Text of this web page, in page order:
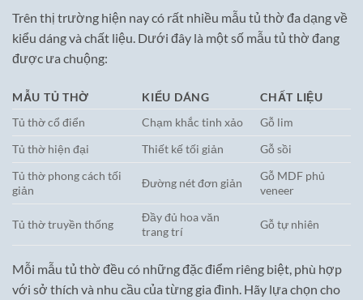
Trên thị trường hiện nay có rất nhiều mẫu tủ thờ đa dạng về
kiểu dáng và chất liệu. Dưới đây là một số mẫu tủ thờ đang
được ưa chuộng:
MẪU TỦ THỜ KIỂU DÁNG
CHẤT LIỆU
Tủ thờ cổ điển
Chạm khắc tinh xảo
Gỗ lim
Tủ thờ hiện đại
Thiết kế tối giản
Gỗ sồi
Tủ thờ phong cách tối
giản
Đường nét đơn giản
Gỗ MDF phủ
veneer
Tủ thờ truyền thống
Đầy đủ hoa văn
trang trí
Gỗ tự nhiên
Mỗi mẫu tủ thờ đều có những đặc điểm riêng biệt, phù hợp
với sở thích và nhu cầu của từng gia đình. Hãy lựa chọn cho